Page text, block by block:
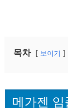
목차 보이기
메가젠 임